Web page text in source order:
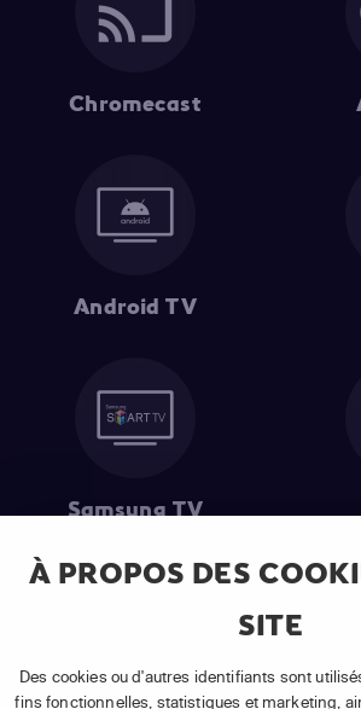
À PROPOS DES
SITE
Des cookies ou d'autres identifiants sont
fins fonctionnelles, statistiques et marketing,
Chromecast
Android TV
Samsung TV
souscription à un abonnement APP
(2) Prix de l'abonnement : TVA comprise, hors